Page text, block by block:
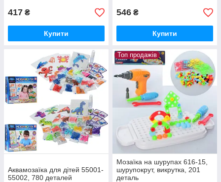
417 ₴
Купити
546 ₴
Купити
Аквамозаїка для дітей 55001-
55002, 780 деталей
Топ продажів
Мозаїка на шурупах 616-15,
шурупокрут, викрутка, 201
деталь